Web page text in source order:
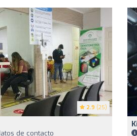
2.9 (25)
de contacto